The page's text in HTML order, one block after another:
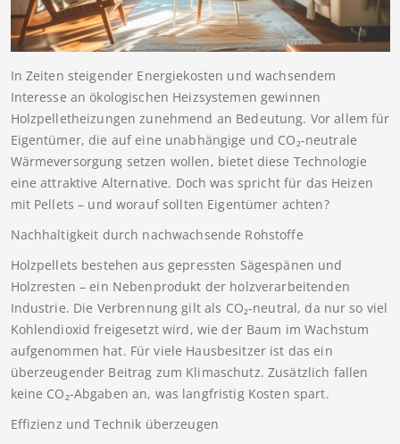
In Zeiten steigender Energiekosten und wachsendem
Interesse an ökologischen Heizsystemen gewinnen
Holzpelletheizungen zunehmend an Bedeutung. Vor allem für
Eigentümer, die auf eine unabhängige und CO₂-neutrale
Wärmeversorgung setzen wollen, bietet diese Technologie
eine attraktive Alternative. Doch was spricht für das Heizen
mit Pellets – und worauf sollten Eigentümer achten?
Nachhaltigkeit durch nachwachsende Rohstoffe
Holzpellets bestehen aus gepressten Sägespänen und
Holzresten – ein Nebenprodukt der holzverarbeitenden
Industrie. Die Verbrennung gilt als CO₂-neutral, da nur so viel
Kohlendioxid freigesetzt wird, wie der Baum im Wachstum
aufgenommen hat. Für viele Hausbesitzer ist das ein
überzeugender Beitrag zum Klimaschutz. Zusätzlich fallen
keine CO₂-Abgaben an, was langfristig Kosten spart.
Effizienz und Technik überzeugen